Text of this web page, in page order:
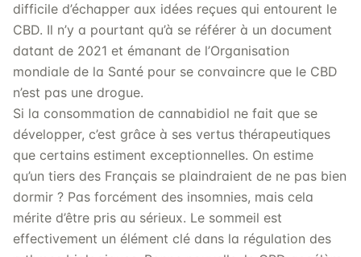
difficile d’échapper aux idées reçues qui entourent le
CBD. Il n’y a pourtant qu’à se référer à un document
datant de 2021 et émanant de l’Organisation
mondiale de la Santé pour se convaincre que le CBD
n’est pas une drogue.
Si la consommation de cannabidiol ne fait que se
développer, c’est grâce à ses vertus thérapeutiques
que certains estiment exceptionnelles. On estime
qu’un tiers des Français se plaindraient de ne pas bien
dormir ? Pas forcément des insomnies, mais cela
mérite d’être pris au sérieux. Le sommeil est
effectivement un élément clé dans la régulation des